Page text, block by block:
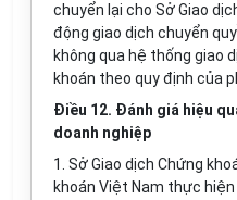
chuyển lại cho Sở Giao
động giao dịch chuyển
không qua hệ thống giao
khoán theo quy định của
Điều 12. Đánh giá hiệu
doanh nghiệp
1 Sở Giao dịch Chứng
khoán Việt Nam thực